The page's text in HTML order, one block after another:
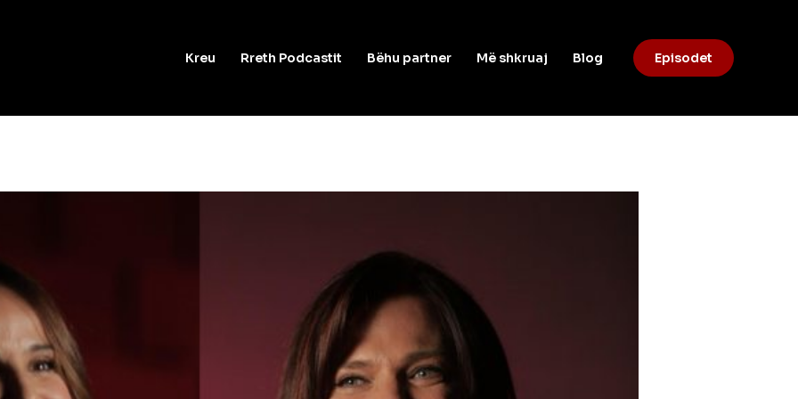
Kreu Rreth Podcastit Bëhu partner Më shkruaj Blog Episodet